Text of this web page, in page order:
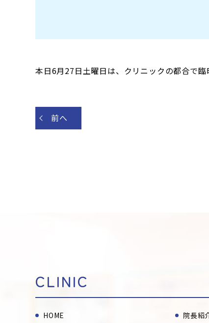
本日6月27日土曜日は、クリニックの都合で
前へ
CLINIC
HOME
院長紹